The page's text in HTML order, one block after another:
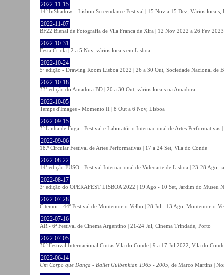
2022-11-15
14º InShadow – Lisbon Screendance Festival | 15 Nov a 15 Dez, Vários locais,
2022-11-07
BF22 Bienal de Fotografia de Vila Franca de Xira | 12 Nov 2022 a 26 Fev
2022-10-31
Festa Criola | 2 a 5 Nov, vários locais em Lisboa
2022-10-24
5ª edição - Drawing Room Lisboa 2022 | 26 a 30 Out, Sociedade Nacional de
2022-10-18
33ª edição do Amadora BD | 20 a 30 Out, vários locais na Amadora
2022-10-05
Temps d'Images - Momento II | 8 Out a 6 Nov, Lisboa
2022-09-15
3º Linha de Fuga - Festival e Laboratório Internacional de Artes Performativas
2022-09-06
18.º Circular Festival de Artes Performativas | 17 a 24 Set, Vila do Conde
2022-08-22
14ª edição FUSO - Festival Internacional de Videoarte de Lisboa | 23-28 Ago,
2022-08-17
3ª edição do OPERAFEST LISBOA 2022 | 19 Ago - 10 Set, Jardim do Museu
2022-07-28
Citemor - 44º Festival de Montemor-o-Velho | 28 Jul - 13 Ago, Montemor-o-
2022-07-16
AR - 6ª Festival de Cinema Argentino | 21-24 Jul, Cinema Trindade, Porto
2022-07-05
30º Festival Internacional Curtas Vila do Conde | 9 a 17 Jul 2022, Vila do
2022-06-14
Um Corpo que Dança - Ballet Gulbenkian 1965 - 2005 , de Marco Martins |